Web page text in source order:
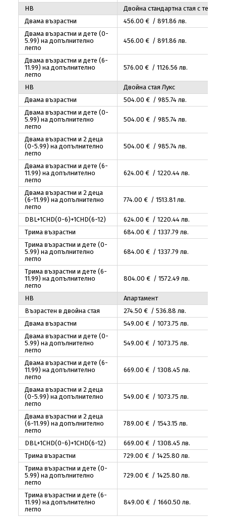
HB
Двойна стандартна стая с тераса
Двама възрастни
456.00 € / 891.86 лв.
Двама възрастни и дете (0-
5.99) на допълнително
легло
456.00 € / 891.86 лв.
Двама възрастни и дете (6-
11.99) на допълнително
легло
576.00 € / 1126.56 лв.
HB
Двойна стая Лукс
Двама възрастни
504.00 € / 985.74лв.
Двама възрастни и дете (0-
5.99) на допълнително
легло
504.00 € / 985.74лв.
Двама възрастни и 2 деца
(0-5.99) на допълнително
легло
504.00 € / 985.74лв.
Двама възрастни и дете (6-
11.99) на допълнително
легло
624.00 € / 1220.44лв.
Двама възрастни и 2 деца
(6-11.99) на допълнително
легло
774.00 € / 1513.81 лв.
DBL+1CHD(0-6)+1CHD(6-12) 624.00 € / 1220.44лв.
Трима възрастни
684.00 € / 1337.79 лв.
Трима възрастни и дете (0-
5.99) на допълнително
легло
684.00 € / 1337.79 лв.
Трима възрастни и дете (6-
11.99) на допълнително
легло
804.00 € / 1572.49 лв.
HB
Апартамент
Възрастен в двойна стая
274.50 € / 536.88 лв.
Двама възрастни
549.00 € / 1073.75 лв.
Двама възрастни и дете (0-
5.99) на допълнително
легло
549.00 € / 1073.75 лв.
Двама възрастни и дете (6-
11.99) на допълнително
легло
669.00 € / 1308.45 лв.
Двама възрастни и 2 деца
(0-5.99) на допълнително
легло
549.00 € / 1073.75 лв.
Двама възрастни и 2 деца
(6-11.99) на допълнително
легло
789.00 € / 1543.15 лв.
DBL+1CHD(0-6)+1CHD(6-12) 669.00 € / 1308.45 лв.
Трима възрастни
729.00 € / 1425.80 лв.
Трима възрастни и дете (0-
5.99) на допълнително
легло
729.00 € / 1425.80 лв.
Трима възрастни и дете (6-
11.99) на допълнително
легло
849.00 € / 1660.50 лв.